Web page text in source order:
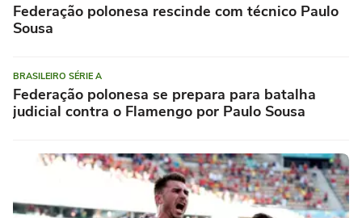
Federação polonesa rescinde com técnico Paulo
Sousa
BRASILEIRO SÉRIE A
Federação polonesa se prepara para batalha
judicial contra o Flamengo por Paulo Sousa